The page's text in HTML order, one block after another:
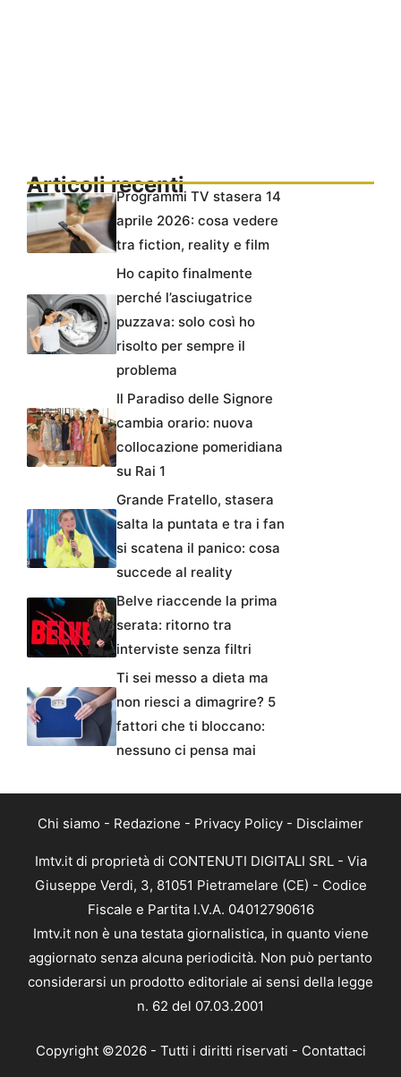
Articoli recentiProgrammi TV stasera 14
aprile 2026: cosa vedere
tra fiction, reality e film
Ho capito finalmente
perché l’asciugatrice
puzzava: solo così ho
risolto per sempre il
problema
Il Paradiso delle Signore
cambia orario: nuova
collocazione pomeridiana
su Rai 1
Grande Fratello, stasera
salta la puntata e tra i fan
si scatena il panico: cosa
succede al reality
Belve riaccende la prima
serata: ritorno tra
interviste senza filtri
Ti sei messo a dieta ma
non riesci a dimagrire? 5
fattori che ti bloccano:
nessuno ci pensa mai
Chi siamo - Redazione - Privacy Policy - Disclaimer
Imtv.it di proprietà di CONTENUTI DIGITALI SRL - Via
Giuseppe Verdi, 3, 81051 Pietramelare (CE) - Codice
Fiscale e Partita I.V.A. 04012790616
Imtv.it non è una testata giornalistica, in quanto viene
aggiornato senza alcuna periodicità. Non può pertanto
considerarsi un prodotto editoriale ai sensi della legge
n. 62 del 07.03.2001
Copyright ©2026 - Tutti i diritti riservati - Contattaci